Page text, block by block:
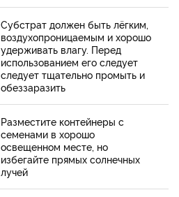
Субстрат должен быть лёгким,
воздухопроницаемым и хорошо
удерживать влагу. Перед
использованием его следует
следует тщательно промыть и
обеззаразить
Разместите контейнеры с
семенами в хорошо
освещенном месте, но
избегайте прямых солнечных
лучей